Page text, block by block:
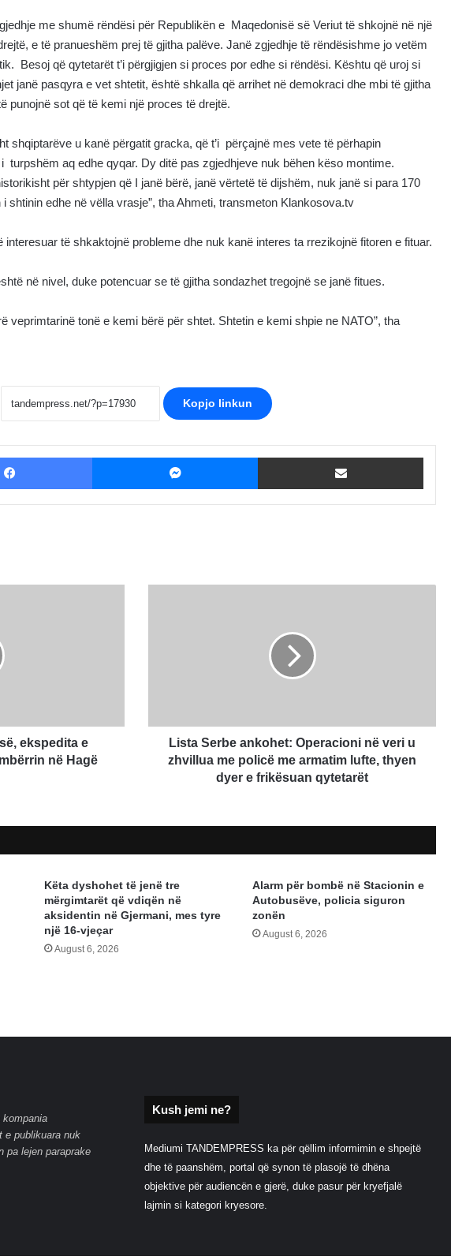
me shumë rëndësi për Republikën e Maqedonisë së Veriut të shkojnë në një
e të pranueshëm prej të gjitha palëve. Janë zgjedhje të rëndësishme jo vetëm
Besoj që qytetarët t’i përgjigjen si proces por edhe si rëndësi. Kështu që uroj si
janë pasqyra e vet shtetit, është shkalla që arrihet në demokraci dhe mbi të gjitha
punojnë sot që të kemi një proces të drejtë.
shqiptarëve u kanë përgatit gracka, që t’i përçajnë mes vete të përhapin
turpshëm aq edhe qyqar. Dy ditë pas zgjedhjeve nuk bëhen këso montime.
për shtypjen që I janë bërë, janë vërtetë të dijshëm, nuk janë si para 170
shtinin edhe në vëlla vrasje”, tha Ahmeti, transmeton Klankosova.tv
të shkaktojnë probleme dhe nuk kanë interes ta rrezikojnë fitoren e fituar.
në nivel, duke potencuar se të gjitha sondazhet tregojnë se janë fitues.
veprimtarinë tonë e kemi bërë për shtet. Shtetin e kemi shpie ne NATO”, tha
Kopjo linkun
Facebook Messenger Shpërndaje me Email
ekspedita e
në Hagë
me
policë
dyer
frikësuan
Lista Serbe ankohet: Operacioni në veri u
zhvillua me policë me armatim lufte, thyen
dyer e frikësuan qytetarët
Këta dyshohet të jenë tre
mërgimtarët që vdiqën në
aksidentin në Gjermani, mes tyre
një 16-vjeçar
August 6, 2026
Alarm për bombë në Stacionin e
Autobusëve, policia siguron
zonën
August 6, 2026
kompania
e publikuara nuk
pa lejen paraprake
Kush jemi ne?
Mediumi TANDEMPRESS ka për qëllim informimin e shpejtë
dhe të paanshëm, portal që synon të plasojë të dhëna
objektive për audiencën e gjerë, duke pasur për kryefjalë
lajmin si kategori kryesore.